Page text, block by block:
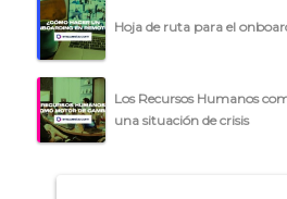
Hoja de ruta para el
Los Recursos Humanos
una situación de crisis